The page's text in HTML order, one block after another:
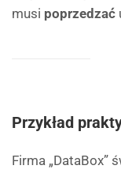
musi poprzedzać
Przykład
Firma „DataBox”